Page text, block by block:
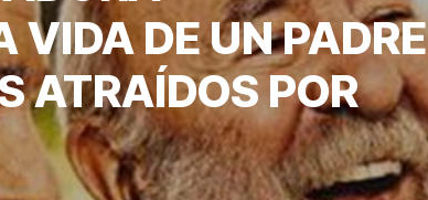
VIDA DE UN PADRE
ATRAÍDOS POR